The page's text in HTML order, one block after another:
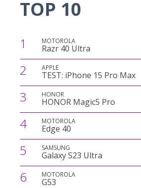
TOP 10
1 MOTOROLA
Razr 40 Ultra
2 APPLE
TEST: iPhone 15 Pro Max
3 HONOR
HONOR Magic5 Pro
4 MOTOROLA
Edge 40
5 SAMSUNG
Galaxy S23 Ultra
6 MOTOROLA
G53